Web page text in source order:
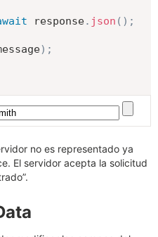
response. json ( ) ;
) ;
no es representado ya
El servidor acepta la solicitud